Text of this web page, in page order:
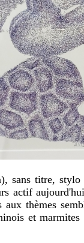
sans titre,
actif
aux thèmes
et